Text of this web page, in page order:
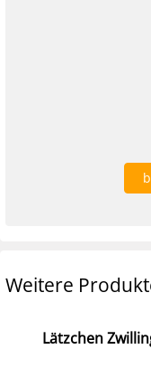
Weitere
Lätzchen